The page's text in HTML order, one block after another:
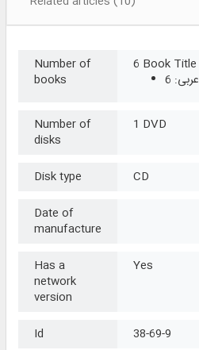
Number of
books
6 Book Title
عربی: 6
Number of
disks
1 DVD
Disk type
CD
Date of
manufacture
Has a
network
version
Yes
Id
38-69-9